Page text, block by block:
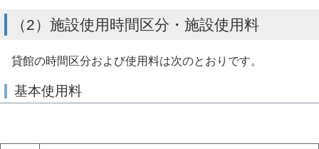
（2）施設使用時間区分・施設使用料
貸館の時間区分および使用料は次のとおりです。
基本使用料